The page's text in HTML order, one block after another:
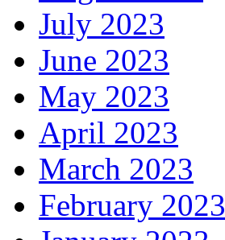
July 2023
June 2023
May 2023
April 2023
March 2023
February 2023